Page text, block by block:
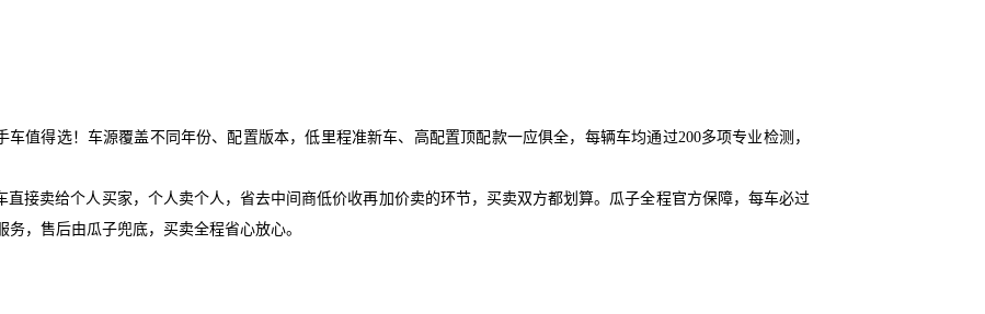
值得选！车源覆盖不同年份、配置版本，低里程准新车、高配置顶配款一应俱全，每辆车均通过200多项专业检测，
直接卖给个人买家，个人卖个人，省去中间商低价收再加价卖的环节，买卖双方都划算。瓜子全程官方保障，每车必过
，售后由瓜子兜底，买卖全程省心放心。